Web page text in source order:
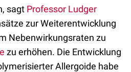
sagt Professor Ludger
zur Weiterentwicklung
Nebenwirkungsraten zu
zu erhöhen. Die Entwicklung
Allergoide habe